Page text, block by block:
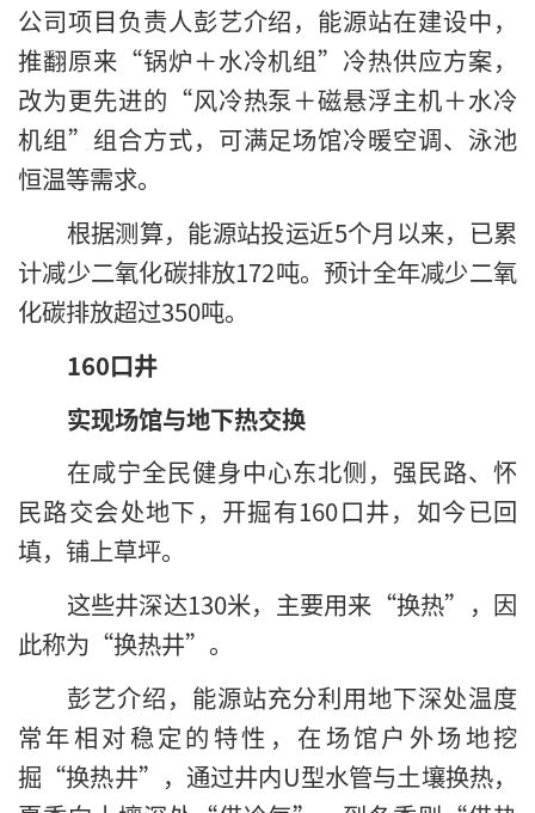
公司项目负责人彭艺介绍，能源站在建设中，
推翻原来“锅炉＋水冷机组”冷热供应方案，
改为更先进的“风冷热泵＋磁悬浮主机＋水冷
机组”组合方式，可满足场馆冷暖空调、泳池
恒温等需求。
根据测算，能源站投运近5个月以来，已累
计减少二氧化碳排放172吨。预计全年减少二氧
化碳排放超过350吨。
160口井
实现场馆与地下热交换
在咸宁全民健身中心东北侧，强民路、怀
民路交会处地下，开掘有160口井，如今已回
填，铺上草坪。
这些井深达130米，主要用来“换热”，因
此称为“换热井”。
彭艺介绍，能源站充分利用地下深处温度
常年相对稳定的特性，在场馆户外场地挖
掘“换热井”，通过井内U型水管与土壤换热，